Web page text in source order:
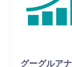
グーグルア